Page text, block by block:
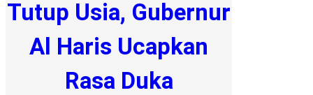
Tutup Usia, Gubernur
Al Haris Ucapkan
Rasa Duka